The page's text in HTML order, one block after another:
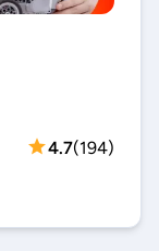
4.7(194)